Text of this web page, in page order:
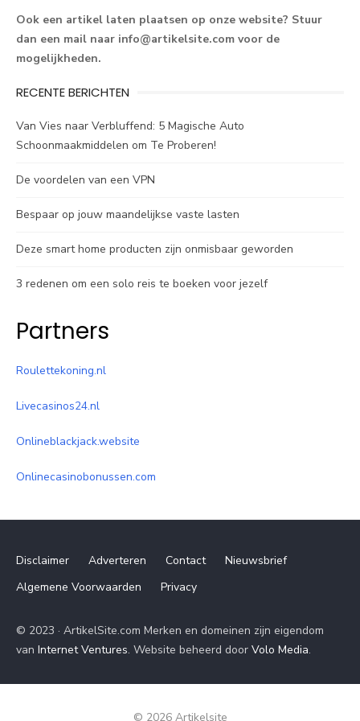
Ook een artikel laten plaatsen op onze website? Stuur
dan een mail naar info@artikelsite.com voor de
mogelijkheden.
RECENTE BERICHTEN
Van Vies naar Verbluffend: 5 Magische Auto
Schoonmaakmiddelen om Te Proberen!
De voordelen van een VPN
Bespaar op jouw maandelijkse vaste lasten
Deze smart home producten zijn onmisbaar geworden
3 redenen om een solo reis te boeken voor jezelf
Partners
Roulettekoning.nl
Livecasinos24.nl
Onlineblackjack.website
Onlinecasinobonussen.com
Disclaimer Adverteren Contact
Nieuwsbrief
Algemene Voorwaarden
Privacy
© 2023 · ArtikelSite.com Merken en domeinen zijn eigendom
van Internet Ventures. Website beheerd door Volo Media.
© 2026 Artikelsite